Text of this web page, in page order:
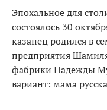
Эпохальное для
состоялось 30
казанец родился в
предприятия
фабрики Надежды
вариант: мама